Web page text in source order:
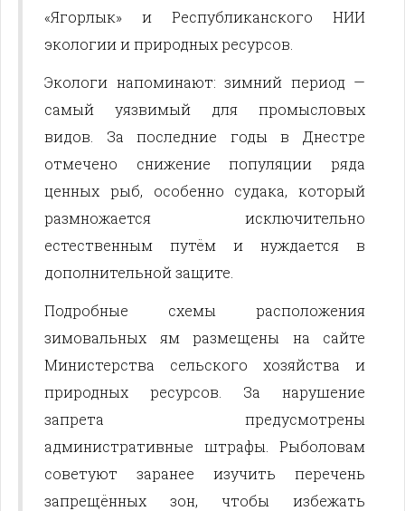
«Ягорлык» и Республиканского НИИ
экологии и природных ресурсов.
Экологи напоминают: зимний период —
самый уязвимый для промысловых
видов. За последние годы в Днестре
отмечено снижение популяции ряда
ценных рыб, особенно судака, который
размножается исключительно
естественным путём и нуждается в
дополнительной защите.
Подробные схемы расположения
зимовальных ям размещены на сайте
Министерства сельского хозяйства и
природных ресурсов. За нарушение
запрета предусмотрены
административные штрафы. Рыболовам
советуют заранее изучить перечень
запрещённых зон, чтобы избежать